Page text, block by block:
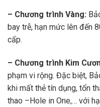
– Chương trình Vàng:
bay trễ, hạn mức lên đến
cấp.
– Chương trình Kim
phạm vi rộng. Đặc biệt,
khi mất thẻ tín dụng, tổn
thao –Hole in One,… với